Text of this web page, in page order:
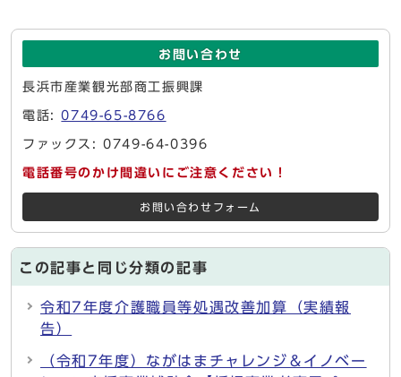
お問い合わせ
長浜市産業観光部商工振興課
電話:0749-65-8766
ファックス: 0749-64-0396
電話番号のかけ間違いにご注意ください！
お問い合わせフォーム
この記事と同じ分類の記事
令和7年度介護職員等処遇改善加算（実績報
告）
（令和7年度）ながはまチャレンジ＆イノベー